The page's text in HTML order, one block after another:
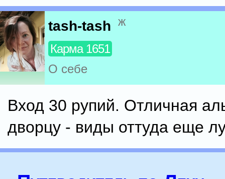
tash-tash ж
Карма 1651
О себе
Вход 30 рупий. Отличная
дворцу - виды оттуда еще